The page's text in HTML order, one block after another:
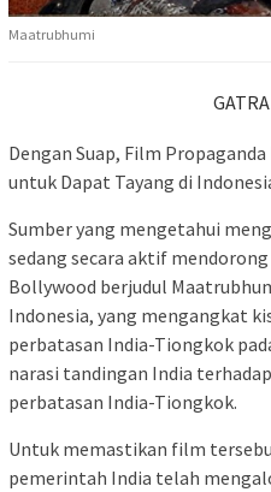
Maatrubhumi
Dengan Suap, Film
untuk Dapat Tayang di
Sumber yang mengetahui
sedang secara aktif
Bollywood berjudul
Indonesia, yang mengangkat
perbatasan India-Tiongkok
narasi tandingan India
perbatasan India-Tiongkok.
Untuk memastikan film
pemerintah India telah